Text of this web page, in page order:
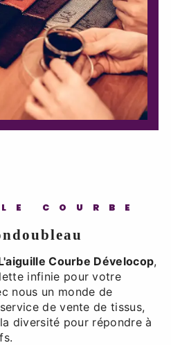
COURBE
Courbe Dévelocop,
infinie pour votre
nous un monde de
de vente de tissus,
diversité pour répondre à